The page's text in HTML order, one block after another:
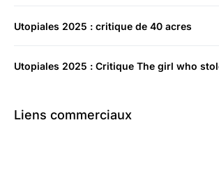
Utopiales 2025 : critique de 40 acres
Utopiales 2025 : Critique The girl who
Liens commerciaux